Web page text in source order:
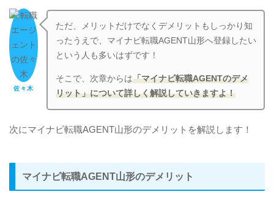
佐々木
ただ、メリットだけでなくデメリットもしっかり知
ったうえで、マイナビ転職AGENT山形へ登録したい
という人も多いはずです！
そこで、次章からは「マイナビ転職AGENTのデメ
リット」について詳しく解説していきますよ！
次にマイナビ転職AGENT山形のデメリットを解説します！
マイナビ転職AGENT山形のデメリット